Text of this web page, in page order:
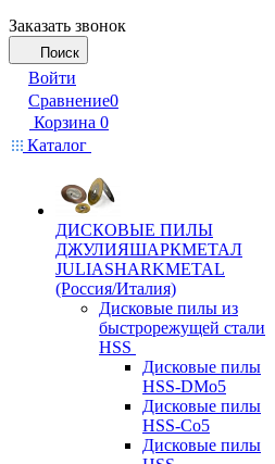
Заказать звонок
Поиск
Войти
Сравнение0
Корзина 0
Каталог
ДИСКОВЫЕ ПИЛЫ
ДЖУЛИЯШАРКМЕТАЛ
JULIASHARKMETAL
(Россия/Италия)
Дисковые пилы из
быстрорежущей стали
HSS
Дисковые пилы
HSS-DMo5
Дисковые пилы
HSS-Co5
Дисковые пилы